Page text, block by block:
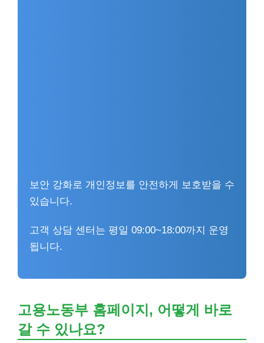
보안 강화로 개인정보를 안전하게 보호받을 수
있습니다.
고객 상담 센터는 평일 09:00~18:00까지 운영
됩니다.
고용노동부 홈페이지, 어떻게 바로
갈 수 있나요?